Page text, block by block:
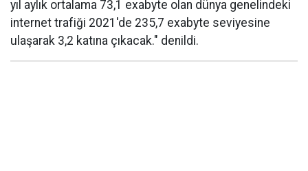
yıl aylık ortalama 73,1 exabyte olan dünya genelindeki
internet trafiği 2021'de 235,7 exabyte seviyesine
ulaşarak 3,2 katına çıkacak." denildi.